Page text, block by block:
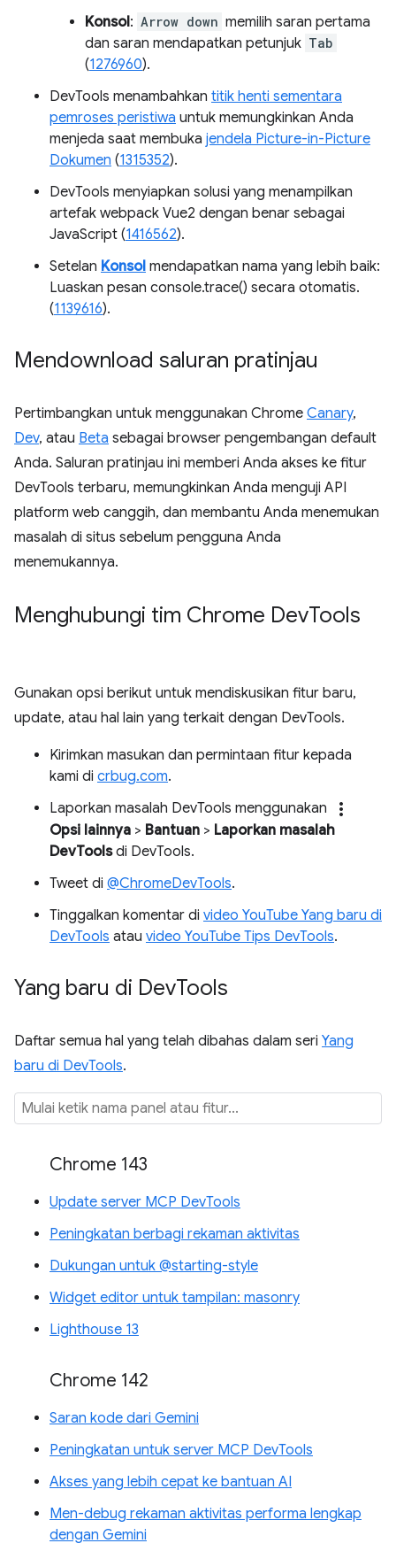
Konsol: Arrow down memilih saran pertama
dan saran mendapatkan petunjuk Tab
(1276960).
DevTools menambahkan titik henti sementara
pemroses peristiwa untuk memungkinkan Anda
menjeda saat membuka jendela Picture-in-Picture
Dokumen (1315352).
DevTools menyiapkan solusi yang menampilkan
artefak webpack Vue2 dengan benar sebagai
JavaScript (1416562).
Setelan Konsol mendapatkan nama yang lebih baik:
Luaskan pesan console.trace() secara otomatis.
(1139616).
Mendownload saluran pratinjau
Pertimbangkan untuk menggunakan Chrome Canary,
Dev, atau Beta sebagai browser pengembangan default
Anda. Saluran pratinjau ini memberi Anda akses ke fitur
DevTools terbaru, memungkinkan Anda menguji API
platform web canggih, dan membantu Anda menemukan
masalah di situs sebelum pengguna Anda
menemukannya.
Menghubungi tim Chrome DevTools
Gunakan opsi berikut untuk mendiskusikan fitur baru,
update, atau hal lain yang terkait dengan DevTools.
Kirimkan masukan dan permintaan fitur kepada
kami di crbug.com.
Laporkan masalah DevTools menggunakan
more_vert
Opsi lainnya > Bantuan > Laporkan masalah
DevToolsdi DevTools.
Tweet di @ChromeDevTools.
Tinggalkan komentar di video YouTube Yang baru di
DevTools atau video YouTube Tips DevTools.
Yang baru di DevTools
Daftar semua hal yang telah dibahas dalam seri Yang
baru di DevTools.
Chrome 143
Update server MCP DevTools
Peningkatan berbagi rekaman aktivitas
Dukungan untuk @starting-style
Widget editor untuk tampilan: masonry
Lighthouse 13
Chrome 142
Saran kode dari Gemini
Peningkatan untuk server MCP DevTools
Akses yang lebih cepat ke bantuan AI
Men-debug rekaman aktivitas performa lengkap
dengan Gemini